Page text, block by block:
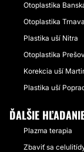
Otoplastika
Otoplastika Trnava
Plastika uší Nitra
Otoplastika
Korekcia uší
Plastika uší
ĎALŠIE
Plazma terapia
Zbaviť sa